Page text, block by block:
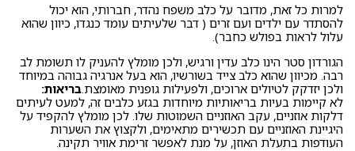
למרות כל זאת, מדובר על כלב משפח נהדר, חברותי, הוא יכול
להסתדר עם ילדים ועם זרים ( דבר שלעיתים עומד כנגדו, כיוון שהוא
עלול לראות בפולש כחבר).
הגורדון סטר הינו כלב עדין ורגיש, ולכן מומלץ להעניק לו תשומת לב
רבה. מכיוון שהוא כלב צייד בשורשיו, הוא בעל אנרגיה גבוהה במיוחד
ולכן יזדקק לטיולים ארוכים, ולפעילות גופנית מאומצת. בריאות:
לא קיימות בעיות בריאותיות מיוחדות בגזע כלבים זה, למעט לעיתים
דלקות אוזניים, עקב האוזניים השמוטות שלו. לכן מומלץ להקפיד על
היגיינת האוזניים עם תכשירים מתאימים, ולקצוץ את השערות
העודפות בתעלת האוזן, על מנת לאפשר זרימת אוויר תקינה.